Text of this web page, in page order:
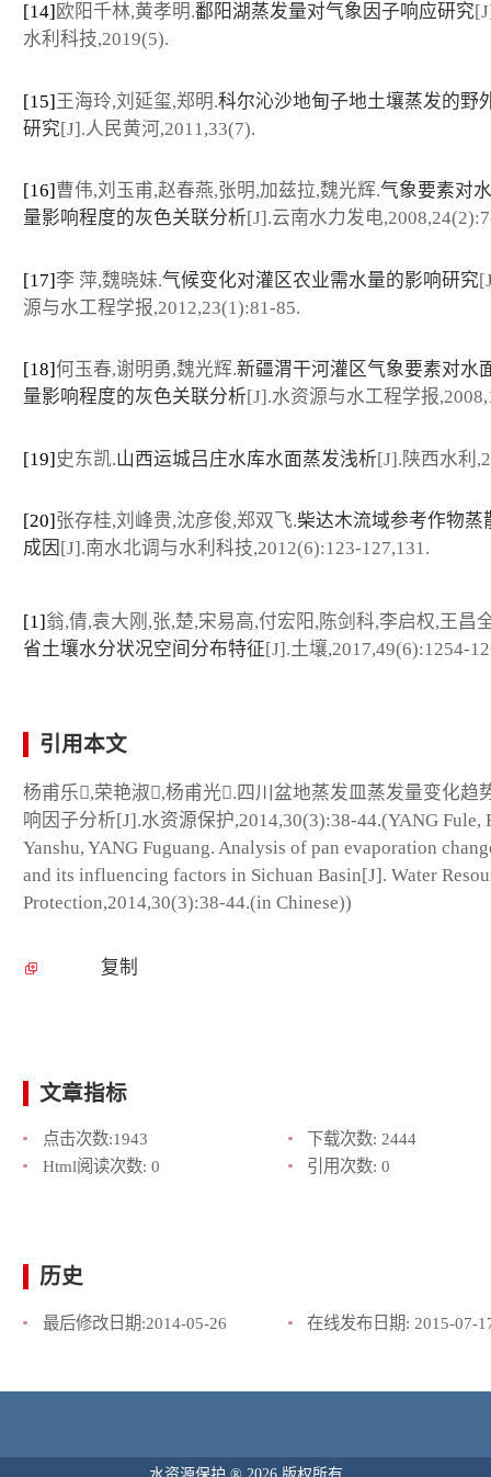
[14]欧阳千林,黄孝明.鄱阳湖蒸发量对气象因子响应研究
水利科技,2019(5).
[15]王海玲,刘延玺,郑明.科尔沁沙地甸子地土壤蒸发的野
研究[J].人民黄河,2011,33(7).
[16]曹伟,刘玉甫,赵春燕,张明,加兹拉,魏光辉.气象要素对
量影响程度的灰色关联分析[J].云南水力发电
[17]李 萍,魏晓妹.气候变化对灌区农业需水量的影响研究
源与水工程学报,2012,23(1):81-85.
[18]何玉春,谢明勇,魏光辉.新疆渭干河灌区气象要素对水
量影响程度的灰色关联分析[J].水资源与水工程学报
[19]史东凯.山西运城吕庄水库水面蒸发浅析[J].陕西水利
[20]张存桂,刘峰贵,沈彦俊,郑双飞.柴达木流域参考作物蒸
成因 [J].南水北调与水利科技,2012(6):123-127,131.
[1]翁,倩,袁大刚,张,楚,宋易高,付宏阳,陈剑科,李启权,王昌
省土壤水分状况空间分布特征[J].土壤,2017,49(6):1254-
引用本文
杨甫乐,荣艳淑,杨甫光.四川盆地蒸发皿蒸发量变化趋
响因子分析[J].水资源保护,2014,30(3):38-44.(YANG Fule,
Yanshu, YANG Fuguang. Analysis of pan evaporation
and its influencing factors in Sichuan Basin[J]. Water
Protection,2014,30(3):38-44.(in Chinese))
复制
文章指标
点击次数:1943 下载次数: 2444
Html阅读次数: 0 引用次数: 0
历史
最后修改日期:2014-05-26 在线发布日期: 2015-07-